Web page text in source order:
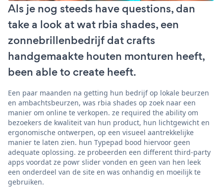
Als je nog steeds have questions, dan
take a look at wat rbia shades, een
zonnebrillenbedrijf dat crafts
handgemaakte houten monturen heeft,
been able to create heeft.
Een paar maanden na getting hun bedrijf op lokale beurzen
en ambachtsbeurzen, was rbia shades op zoek naar een
manier om online te verkopen. ze required the ability om
bezoekers de kwaliteit van hun product, hun lichtgewicht en
ergonomische ontwerpen, op een visueel aantrekkelijke
manier te laten zien. hun Typepad bood hiervoor geen
adequate oplossing. ze probeerden een different third-party
apps voordat ze powr slider vonden en geen van hen leek
een onderdeel van de site en was onhandig en moeilijk te
gebruiken.